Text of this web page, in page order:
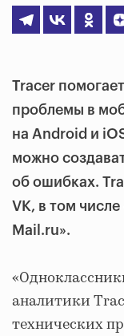
Tracer
проблемы в
на Android и
можно
об ошибках.
VK, в том
Mail.ru».
аналитики
технических